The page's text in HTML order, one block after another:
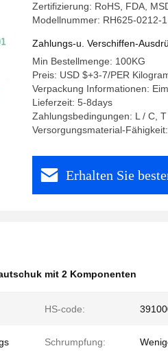
Zertifizierung: RoHS, FDA,
Modellnummer: RH625-0212-1
Zahlungs-u. Verschiffen-
Min Bestellmenge: 100KG
Preis: USD $+3-7/PER
Verpackung Informationen:
Lieferzeit: 5-8days
Zahlungsbedingungen: L / C,
Versorgungsmaterial-
Erhalten Sie
mit 2 Komponenten
HS-code:
Schrumpfung: